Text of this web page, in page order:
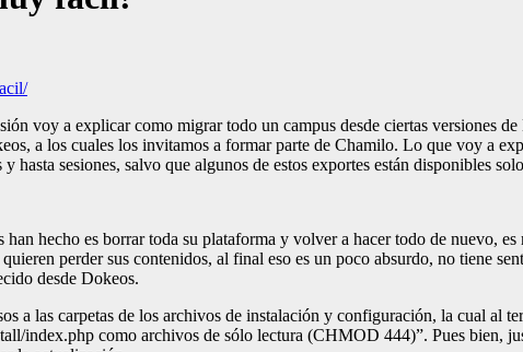
voy a explicar como migrar todo un campus desde ciertas versiones
a los cuales los invitamos a formar parte de Chamilo. Lo que voy a
sesiones, salvo que algunos de estos exportes están disponibles
hecho es borrar toda su plataforma y volver a hacer todo de nuevo,
perder sus contenidos, al final eso es un poco absurdo, no tiene
desde Dokeos.
a las carpetas de los archivos de instalación y configuración, la cual al
como archivos de sólo lectura (CHMOD 444)”. Pues bien,